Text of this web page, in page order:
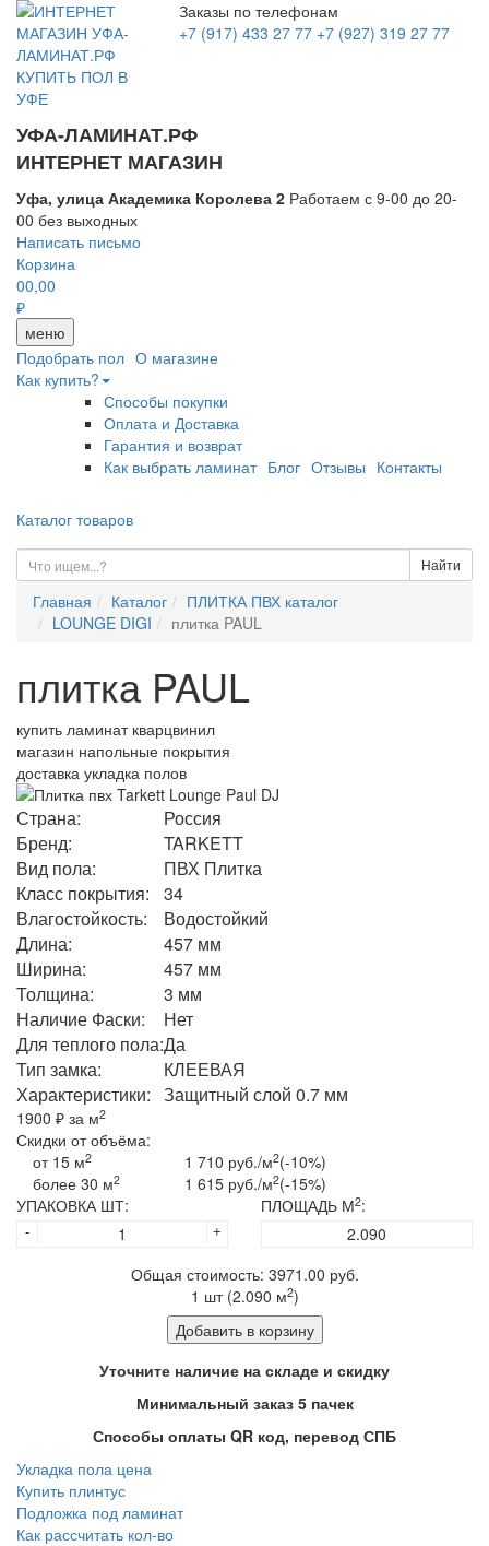
Заказы по телефонам
+7 (917) 433 27 77 +7 (927) 319 27 77
УФА-ЛАМИНАТ.РФ
ИНТЕРНЕТ МАГАЗИН
Уфа, улица Академика Королева 2 Работаем с 9-00 до 20-
00 без выходных
Написать письмо
Корзина
00,00
₽
меню
Подобрать пол О магазине
Как купить?
Способы покупки
Оплата и Доставка
Гарантия и возврат
Как выбрать ламинат Блог Отзывы Контакты
Каталог товаров
Найти
Главная Каталог
ПЛИТКА ПВХ каталог
LOUNGE DIGI
плитка PAUL
плитка PAUL
купить ламинат кварцвинил
магазин напольные покрытия
доставка укладка полов
Страна:
Россия
Бренд:
TARKETT
Вид пола:
ПВХ Плитка
Класс покрытия:
34
Влагостойкость:
Водостойкий
Длина:
457 мм
Ширина:
457 мм
Толщина:
3 мм
Наличие Фаски:
Нет
Для теплого пола:Да
Тип замка:
КЛЕЕВАЯ
Характеристики: Защитный слой 0.7 мм
1900 ₽ за м2
Скидки от объёма:
от 15 м2 1 710 руб./м2(-10%)
более 30 м2 1 615 руб./м2(-15%)
УПАКОВКА ШТ:
+
-
ПЛОЩАДЬ М2:
Общая стоимость: 3971.00 руб.
1 шт (2.090 м2)
Добавить в корзину
Уточните наличие на складе и скидку
Минимальный заказ 5 пачек
Способы оплаты QR код, перевод СПБ
Укладка пола цена
Купить плинтус
Подложка под ламинат
Как рассчитать кол-во